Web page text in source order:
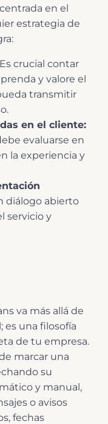
en el
estrategia de
Es crucial contar
y valore el
transmitir
en el cliente:
evaluarse en
la experiencia y
diálogo abierto
servicio y
va más allá de
es una filosofía
de tu empresa.
marcar una
su
y manual,
o avisos
fechas